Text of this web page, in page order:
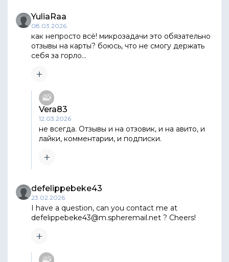
YuliaRaa
08.03.2026
как непросто всё! микрозадачи это обязательно
отзывы на карты? боюсь, что не смогу держать
себя за горло...
Vera83
12.03.2026
не всегда. Отзывы и на отзовик, и на авито, и
лайки, комментарии, и подписки.
defelippebeke43
23.02.2026
I have a question, can you contact me at
defelippebeke43@m.spheremail.net ? Cheers!